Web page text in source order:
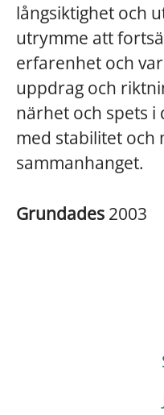
långsiktighet och
utrymme att
erfarenhet och
uppdrag och
närhet och spets
med stabilitet och
sammanhanget.
Grundades 2003